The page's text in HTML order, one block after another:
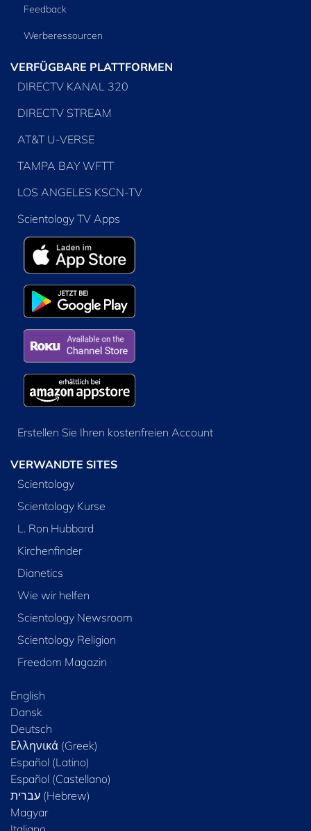
Feedback
Werberessourcen
VERFÜGBARE PLATTFORMEN
DIRECTV KANAL 320
DIRECTV STREAM
AT&T U-VERSE
TAMPA BAY WFTT
LOS ANGELES KSCN-TV
Scientology TV Apps
Erstellen Sie Ihren kostenfreien Account
VERWANDTE SITES
Scientology
Scientology Kurse
L. Ron Hubbard
Kirchenfinder
Dianetics
Wie wir helfen
Scientology Newsroom
Scientology Religion
Freedom Magazin
English
Dansk
Deutsch
Ελληνικά (Greek)
Español (Latino)
Español (Castellano)
Magyar